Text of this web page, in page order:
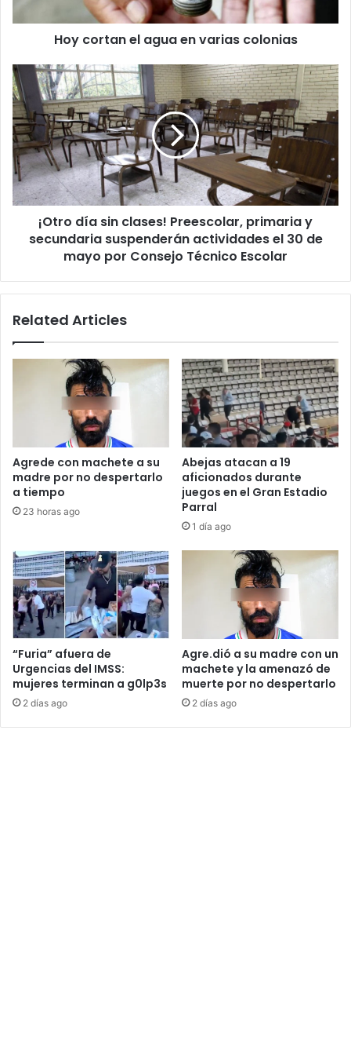
Hoy cortan el agua en varias colonias
¡Otro
día
sin
clases!
Preescolar,
primaria
y
secundaria
suspenderán
actividades
mayo
Consejo
¡Otro día sin clases! Preescolar, primaria y
secundaria suspenderán actividades el 30 de
mayo por Consejo Técnico Escolar
Related Articles
Agrede con machete a su
madre por no despertarlo
a tiempo
23 horas ago
Abejas atacan a 19
aficionados durante
juegos en el Gran Estadio
Parral
1 día ago
“Furia” afuera de
Urgencias del IMSS:
mujeres terminan a g0lp3s
2 días ago
Agre.dió a su madre con un
machete y la amenazó de
muerte por no despertarlo
2 días ago